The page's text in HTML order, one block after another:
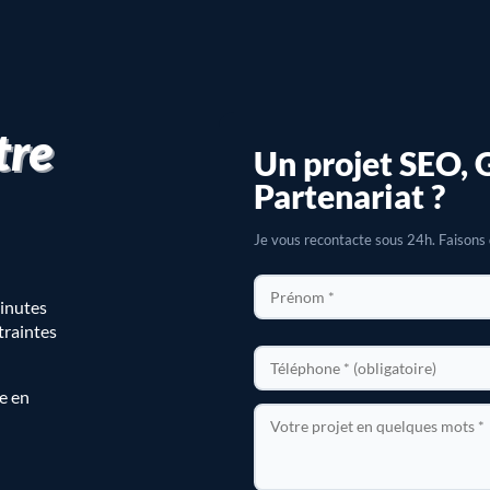
en
Un projet SEO,
Partenariat ?
Je vous recontacte sous 24h.